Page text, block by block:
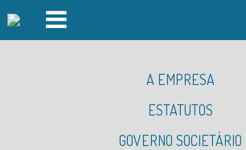
PISCINAS FORJÃES
A EMPRESA
ESTATUTOS
GOVERNO SOCIETÁRIO